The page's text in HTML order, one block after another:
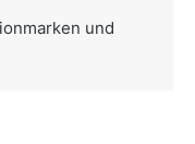
und